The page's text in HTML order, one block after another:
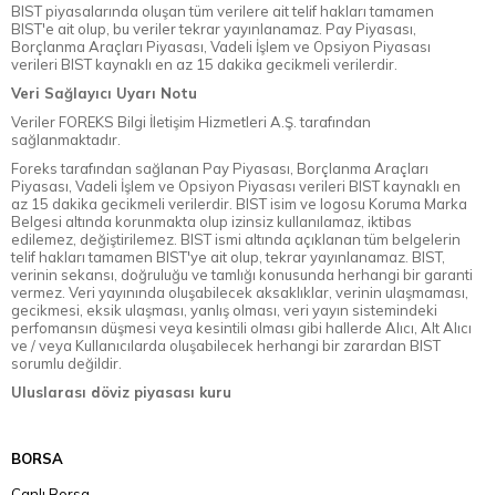
BIST piyasalarında oluşan tüm verilere ait telif hakları tamamen
BIST'e ait olup, bu veriler tekrar yayınlanamaz. Pay Piyasası,
Borçlanma Araçları Piyasası, Vadeli İşlem ve Opsiyon Piyasası
verileri BIST kaynaklı en az 15 dakika gecikmeli verilerdir.
Veri Sağlayıcı Uyarı Notu
Veriler FOREKS Bilgi İletişim Hizmetleri A.Ş. tarafından
sağlanmaktadır.
Foreks tarafından sağlanan Pay Piyasası, Borçlanma Araçları
Piyasası, Vadeli İşlem ve Opsiyon Piyasası verileri BIST kaynaklı en
az 15 dakika gecikmeli verilerdir. BIST isim ve logosu Koruma Marka
Belgesi altında korunmakta olup izinsiz kullanılamaz, iktibas
edilemez, değiştirilemez. BIST ismi altında açıklanan tüm belgelerin
telif hakları tamamen BIST'ye ait olup, tekrar yayınlanamaz. BIST,
verinin sekansı, doğruluğu ve tamlığı konusunda herhangi bir garanti
vermez. Veri yayınında oluşabilecek aksaklıklar, verinin ulaşmaması,
gecikmesi, eksik ulaşması, yanlış olması, veri yayın sistemindeki
perfomansın düşmesi veya kesintili olması gibi hallerde Alıcı, Alt Alıcı
ve / veya Kullanıcılarda oluşabilecek herhangi bir zarardan BIST
sorumlu değildir.
Uluslarası döviz piyasası kuru
BORSA